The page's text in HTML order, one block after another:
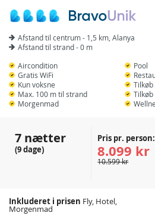
Afstand til centrum - 1,5 km, Alanya
Afstand til strand - 0 m
Aircondition
Gratis WiFi
Kun voksne
Max. 100 m til strand
Morgenmad
Pool
Tilkøb
7 nætter
(9 dage)
Pris pr. person:
8.099 kr
10.599 kr
Inkluderet i prisen Fly, Hotel,
Morgenmad